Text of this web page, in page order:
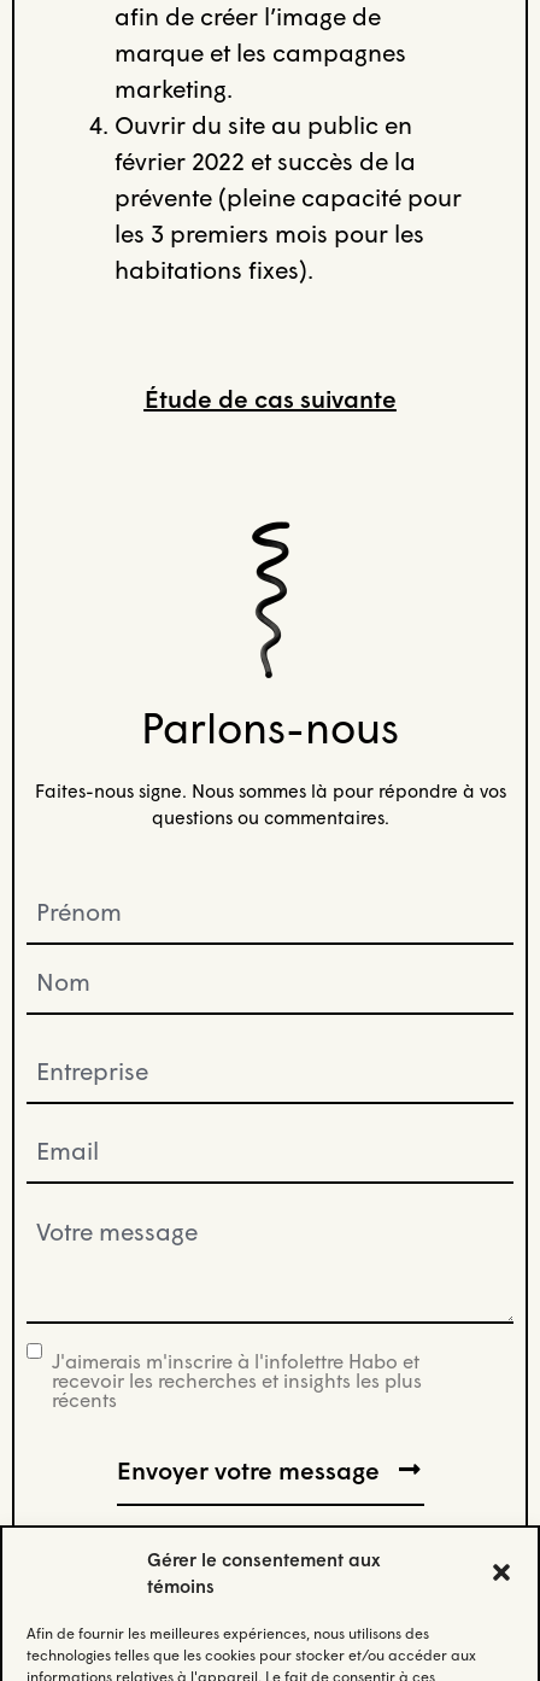
Gérer le consentement aux
témoins
Afin de fournir les meilleures expériences, nous utilisons des
technologies telles que les cookies pour stocker et/ou accéder aux
informations relatives à l'appareil. Le fait de consentir à ces
afin de créer l’image de
marque et les campagnes
marketing.
Ouvrir du site au public en
février 2022 et succès de la
prévente (pleine capacité pour
les 3 premiers mois pour les
habitations fixes).
Étude de cas suivante
Parlons-nous
Faites-nous signe. Nous sommes là pour répondre à vos
questions ou commentaires.
(Nécessaire)
(Nécessaire)
(Nécessaire)
message
infolettre
J'aimerais m'inscrire à l'infolettre Habo et
recevoir les recherches et insights les plus
récents
Abonnez-vous à notre infolettre.